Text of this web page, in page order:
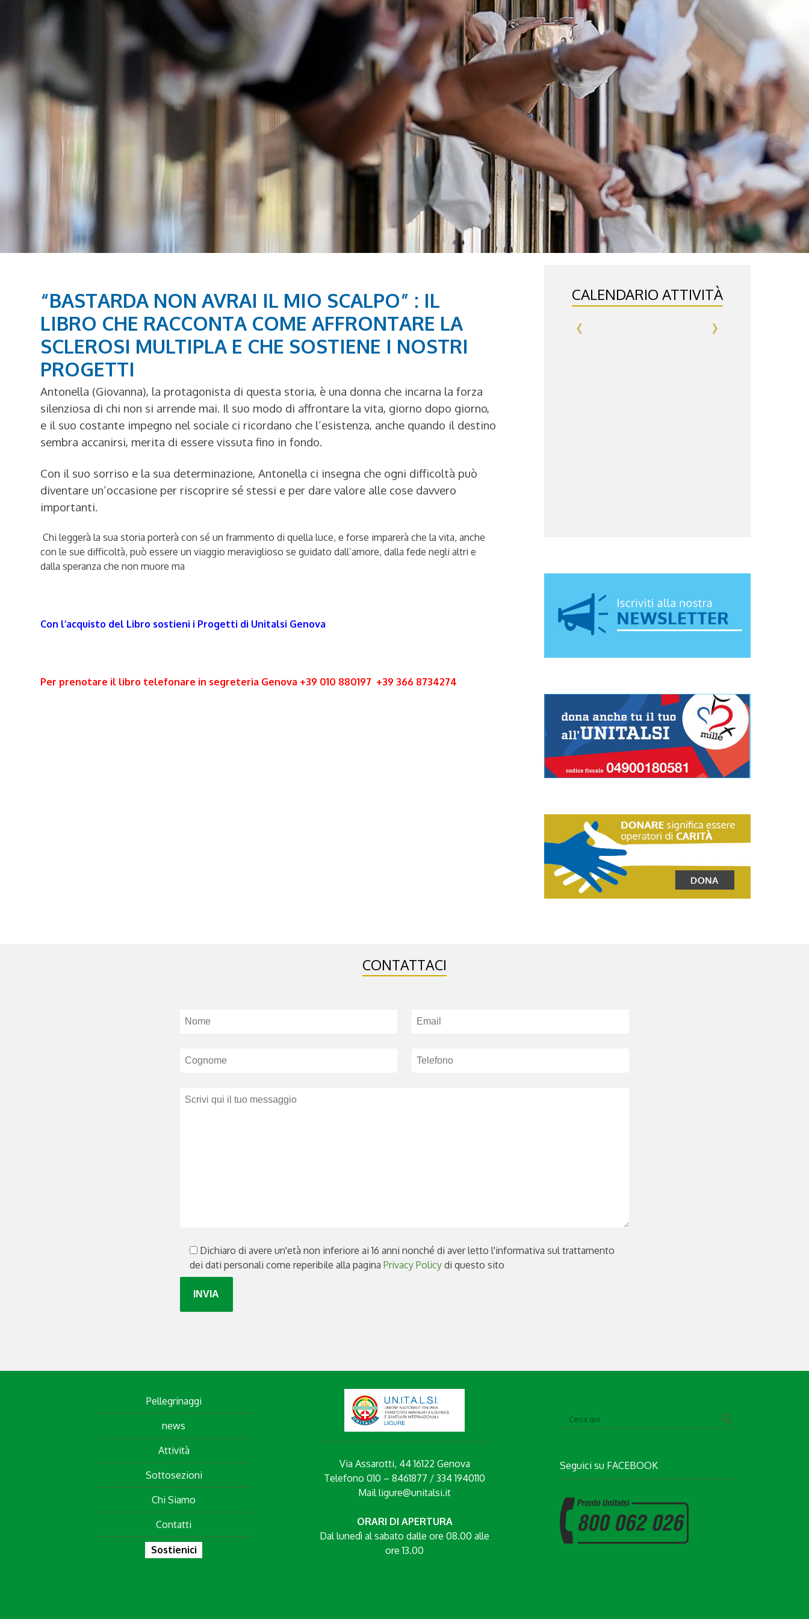
“BASTARDA NON AVRAI IL MIO SCALPO” : IL
LIBRO CHE RACCONTA COME AFFRONTARE LA
SCLEROSI MULTIPLA E CHE SOSTIENE I NOSTRI
PROGETTI
Antonella (Giovanna), la protagonista di questa storia, è una donna che incarna la forza
silenziosa di chi non si arrende mai. Il suo modo di affrontare la vita, giorno dopo giorno,
e il suo costante impegno nel sociale ci ricordano che l’esistenza, anche quando il destino
sembra accanirsi, merita di essere vissuta fino in fondo.
Con il suo sorriso e la sua determinazione, Antonella ci insegna che ogni difficoltà può
diventare un’occasione per riscoprire sé stessi e per dare valore alle cose davvero
importanti.
Chi leggerà la sua storia porterà con sé un frammento di quella luce, e forse imparerà che la vita, anche
con le sue difficoltà, può essere un viaggio meraviglioso se guidato dall’amore, dalla fede negli altri e
dalla speranza che non muore ma
Con l’acquisto del Libro sostieni i Progetti di Unitalsi Genova
Per prenotare il libro telefonare in segreteria Genova +39 010 880197 +39 366 8734274
CALENDARIO ATTIVITÀ
CONTATTACI
Dichiaro di avere un'età non inferiore ai 16 anni nonché di aver letto l'informativa sul trattamento
dei dati personali come reperibile alla pagina Privacy Policydi questo sito
Pellegrinaggi
news
Attività
Sottosezioni
Chi Siamo
Contatti
Sostienici
Via Assarotti, 44 16122 Genova
Telefono 010 – 8461877 / 334 1940110
Mailligure@unitalsi.it
ORARI DI APERTURA
Dal lunedì al sabato dalle ore 08.00 alle
ore 13.00
Seguici su FACEBOOK